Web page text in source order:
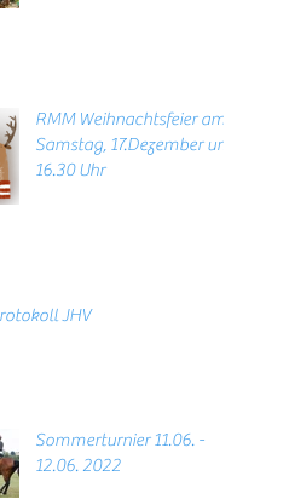
RMM Weihnachtsfeier am
Samstag, 17.Dezember um
16.30 Uhr
JHV
Sommerturnier 11.06. -
12.06. 2022